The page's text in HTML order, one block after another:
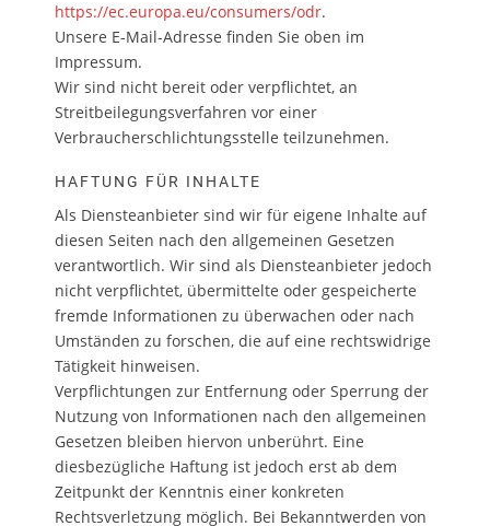
https://ec.europa.eu/consumers/odr.
Unsere E-Mail-Adresse finden Sie oben im
Impressum.
Wir sind nicht bereit oder verpflichtet, an
Streitbeilegungsverfahren vor einer
Verbraucherschlichtungsstelle teilzunehmen.
HAFTUNG FÜR INHALTE
Als Diensteanbieter sind wir für eigene Inhalte auf
diesen Seiten nach den allgemeinen Gesetzen
verantwortlich. Wir sind als Diensteanbieter jedoch
nicht verpflichtet, übermittelte oder gespeicherte
fremde Informationen zu überwachen oder nach
Umständen zu forschen, die auf eine rechtswidrige
Tätigkeit hinweisen.
Verpflichtungen zur Entfernung oder Sperrung der
Nutzung von Informationen nach den allgemeinen
Gesetzen bleiben hiervon unberührt. Eine
diesbezügliche Haftung ist jedoch erst ab dem
Zeitpunkt der Kenntnis einer konkreten
Rechtsverletzung möglich. Bei Bekanntwerden von